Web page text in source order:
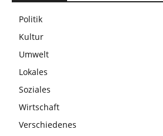
Politik
Kultur
Umwelt
Lokales
Soziales
Wirtschaft
Verschiedenes